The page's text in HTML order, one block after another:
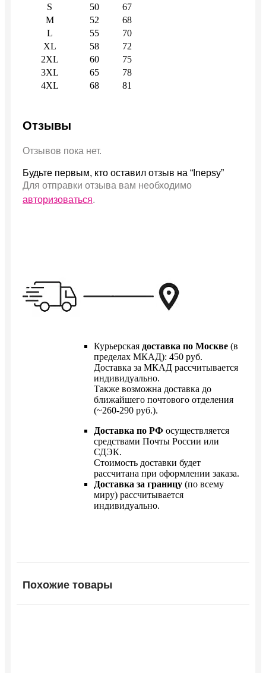
S
50
67
M
52
68
L
55
70
XL
58
72
2XL
60
75
3XL
65
78
4XL
68 81
Отзывы
Отзывов пока нет.
Будьте первым, кто оставил отзыв на “Inepsy”
Для отправки отзыва вам необходимо
авторизоваться.
Курьерская доставка по Москве (в
пределах МКАД): 450 руб.
Доставка за МКАД рассчитывается
индивидуально.
Также возможна доставка до
ближайшего почтового отделения
(~260-290 руб.).
Доставка по РФ осуществляется
средствами Почты России или
СДЭК.
Стоимость доставки будет
рассчитана при оформлении заказа.
Доставка за границу (по всему
миру) рассчитывается
индивидуально.
Похожие товары